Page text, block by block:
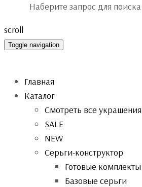
Наберите запрос для поиска
scroll
Toggle navigation
Главная
Каталог
Смотреть все украшения
SALE
NEW
Серьги-конструктор
Готовые комплекты
Базовые серьги